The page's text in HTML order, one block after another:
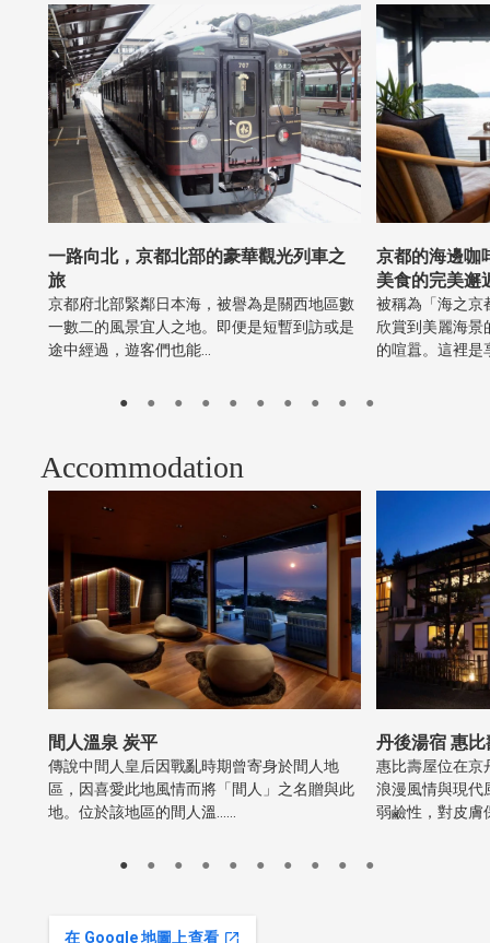
一路向北，京都北部的豪華觀光列車之
旅
京都府北部緊鄰日本海，被譽為是關西地區數
一數二的風景宜人之地。即便是短暫到訪或是
途中經過，遊客們也能…
京都的海邊咖
美食的完美邂
被稱為「海之京
欣賞到美麗海景
的喧囂。這裡是
Accommodation
間人溫泉 炭平
傳說中間人皇后因戰亂時期曾寄身於間人地
區，因喜愛此地風情而將「間人」之名贈與此
地。位於該地區的間人溫……
丹後湯宿 惠
惠比壽屋位在京
浪漫風情與現代
弱鹼性，對皮膚
在 Google 地圖上查看